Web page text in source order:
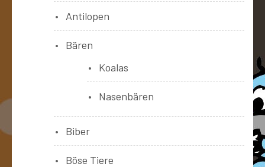
Antilopen
Bären
Koalas
Nasenbären
Biber
Böse Tiere